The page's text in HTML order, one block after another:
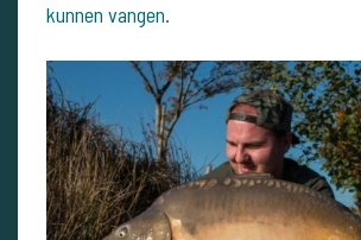
kunnen vangen.